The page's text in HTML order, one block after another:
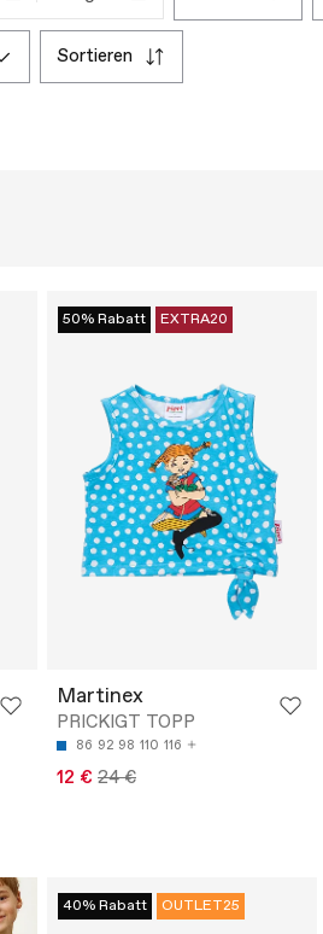
sortieren
50% Rabatt EXTRA20
Martinex
PRICKIGT TOPP
86 92 98 110 116
12 € 24 €
40% Rabatt OUTLET25